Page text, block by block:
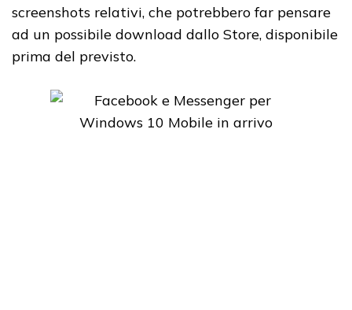
screenshots relativi, che potrebbero far pensare
ad un possibile download dallo Store, disponibile
prima del previsto.